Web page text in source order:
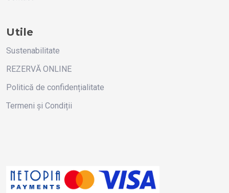
Utile
Sustenabilitate
REZERVĂ ONLINE
Politică de confidențialitate
Termeni și Condiții